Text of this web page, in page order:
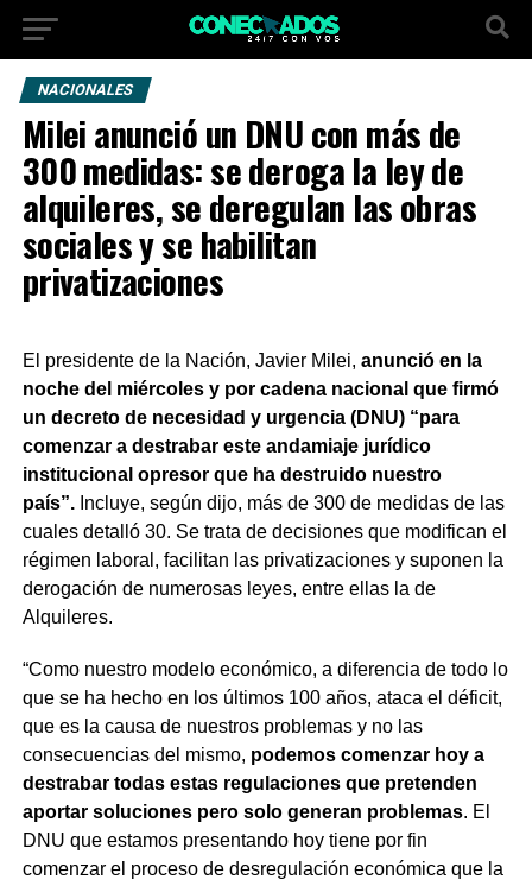
NACIONALES
Milei anunció un DNU con más de
300 medidas: se deroga la ley de
alquileres, se deregulan las obras
sociales y se habilitan
privatizaciones
El presidente de la Nación, Javier Milei, anunció en la
noche del miércoles y por cadena nacional que firmó
un decreto de necesidad y urgencia (DNU) “para
comenzar a destrabar este andamiaje jurídico
institucional opresor que ha destruido nuestro
país”. Incluye, según dijo, más de 300 de medidas de las
cuales detalló 30. Se trata de decisiones que modifican el
régimen laboral, facilitan las privatizaciones y suponen la
derogación de numerosas leyes, entre ellas la de
Alquileres.
“Como nuestro modelo económico, a diferencia de todo lo
que se ha hecho en los últimos 100 años, ataca el déficit,
que es la causa de nuestros problemas y no las
consecuencias del mismo, podemos comenzar hoy a
destrabar todas estas regulaciones que pretenden
aportar soluciones pero solo generan problemas. El
DNU que estamos presentando hoy tiene por fin
comenzar el proceso de desregulación económica que la